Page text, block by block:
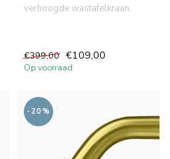
verhoogde wastafelkraan,
€399,00 €109,00
Op voorraad
-20%